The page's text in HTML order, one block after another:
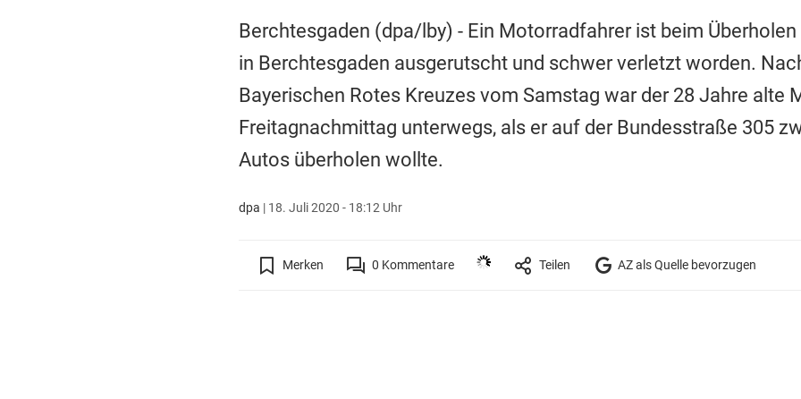
Berchtesgaden (dpa/lby) - Ein Motorradfahrer ist beim
in Berchtesgaden ausgerutscht und schwer verletzt worden.
Bayerischen Rotes Kreuzes vom Samstag war der 28 Jahre alte
Freitagnachmittag unterwegs, als er auf der Bundesstraße 305
Autos überholen wollte.
dpa | 18. Juli 2020 - 18:12 Uhr
Merken 0 Kommentare Teilen AZ als Quelle bevorzugen